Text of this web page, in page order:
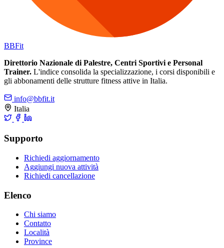
BBFit
Direttorio Nazionale di Palestre, Centri Sportivi e Personal
Trainer. L'indice consolida la specializzazione, i corsi disponibili e
gli abbonamenti delle strutture fitness attive in Italia.
info@bbfit.it
Italia
Supporto
Richiedi aggiornamento
Aggiungi nuova attività
Richiedi cancellazione
Elenco
Chi siamo
Contatto
Località
Province